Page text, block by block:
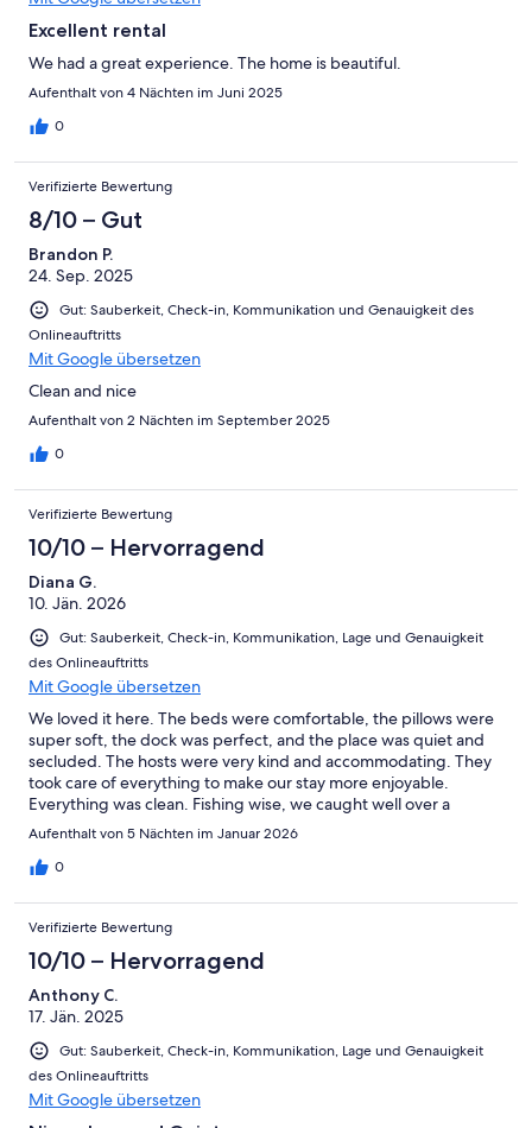
Excellent rental
We had a great experience. The home is beautiful.
Aufenthalt von 4 Nächten im Juni 2025
0
Verifizierte Bewertung
8/10 – Gut
Brandon P.
24. Sep. 2025
Gut: Sauberkeit, Check-in, Kommunikation und Genauigkeit des
Onlineauftritts
Mit Google übersetzen
Clean and nice
Aufenthalt von 2 Nächten im September 2025
0
Verifizierte Bewertung
10/10 – Hervorragend
Diana G.
10. Jän. 2026
Gut: Sauberkeit, Check-in, Kommunikation, Lage und Genauigkeit
des Onlineauftritts
Mit Google übersetzen
We loved it here. The beds were comfortable, the pillows were
super soft, the dock was perfect, and the place was quiet and
secluded. The hosts were very kind and accommodating. They
took care of everything to make our stay more enjoyable.
Everything was clean. Fishing wise, we caught well over a
hundred fish.
Aufenthalt von 5 Nächten im Januar 2026
0
Verifizierte Bewertung
10/10 – Hervorragend
Anthony C.
17. Jän. 2025
Gut: Sauberkeit, Check-in, Kommunikation, Lage und Genauigkeit
des Onlineauftritts
Mit Google übersetzen